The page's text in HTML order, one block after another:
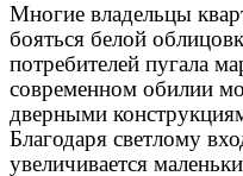
Многие владельцы
бояться белой
потребителей пугала
современном обилии
дверными
Благодаря светлому
увеличивается